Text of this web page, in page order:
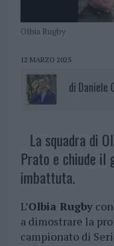
Olbia Rugby
12 MARZO 2025
di Daniele
La squadra di
Prato e chiude il
imbattuta.
L’Olbia Rugby
a dimostrare la
campionato di